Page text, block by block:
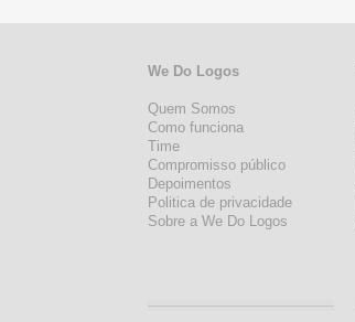
We Do Logos
Quem Somos
Como funciona
Time
Compromisso público
Depoimentos
Politica de privacidade
Sobre a We Do Logos